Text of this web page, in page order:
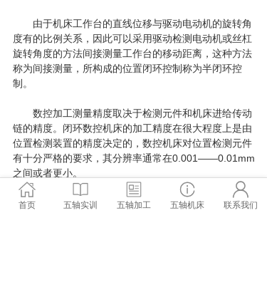
由于机床工作台的直线位移与驱动电动机的旋转角
度有的比例关系，因此可以采用驱动检测电动机或丝杠
旋转角度的方法间接测量工作台的移动距离，这种方法
称为间接测量，所构成的位置闭环控制称为半闭环控
制。
数控加工测量精度取决于检测元件和机床进给传动
链的精度。闭环数控机床的加工精度在很大程度上是由
位置检测装置的精度决定的，数控机床对位置检测元件
有十分严格的要求，其分辨率通常在0.001——0.01mm
之间或者更小。
相关新闻
首页 五轴实训 五轴加工 五轴机床 联系我们